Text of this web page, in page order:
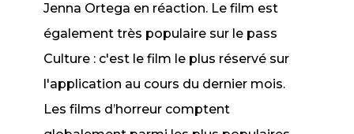
Jenna Ortega en réaction. Le film est
également très populaire sur le pass
Culture : c'est le film le plus réservé sur
l'application au cours du dernier mois.
Les films d’horreur comptent